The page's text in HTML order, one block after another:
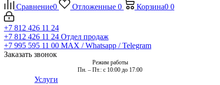
Сравнение0 Отложенные 0 Корзина0 0
+7 812 426 11 24
+7 812 426 11 24 Отдел продаж
+7 995 595 11 00 MAX / Whatsapp / Telegram
Заказать звонок
Режим работы
Пн. – Пт.: с 10:00 до 17:00
Услуги